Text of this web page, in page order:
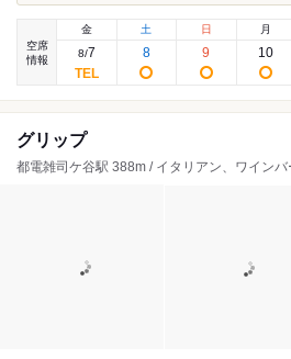
空席
情報
金
8/7
土
8
日
9
月
10
グリップ
都電雑司ケ谷駅 388m / イタリアン、ワインバ